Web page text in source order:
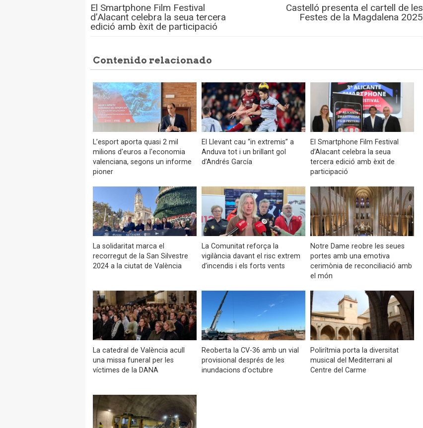
El Smartphone Film Festival
d’Alacant celebra la seua tercera
edició amb èxit de participació
Castelló presenta el cartell de les
Festes de la Magdalena 2025
Contenido relacionado
L’esport aporta quasi 2 mil
milions d'euros a l'economia
valenciana, segons un informe
pioner
El Llevant cau “in extremis” a
Anduva tot i un brillant gol
d’Andrés García
El Smartphone Film Festival
d’Alacant celebra la seua
tercera edició amb èxit de
participació
La solidaritat marca el
recorregut de la San Silvestre
2024 a la ciutat de València
La Comunitat reforça la
vigilància davant el risc extrem
d’incendis i els forts vents
Notre Dame reobre les seues
portes amb una emotiva
cerimònia de reconciliació amb
el món
La catedral de València acull
una missa funeral per les
víctimes de la DANA
Reoberta la CV-36 amb un vial
provisional després de les
inundacions d'octubre
Polirítmia porta la diversitat
musical del Mediterrani al
Centre del Carme